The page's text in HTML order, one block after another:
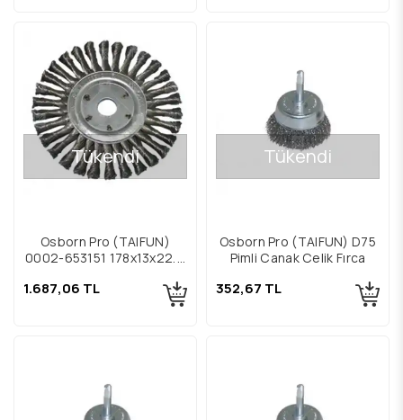
Tükendi
Osborn Pro (TAIFUN)
0002-653151 178x13x22,2
Fırça
1.687,06 TL
Tükendi
Osborn Pro (TAIFUN) D75
Pimli Çanak Çelik Fırça
352,67 TL